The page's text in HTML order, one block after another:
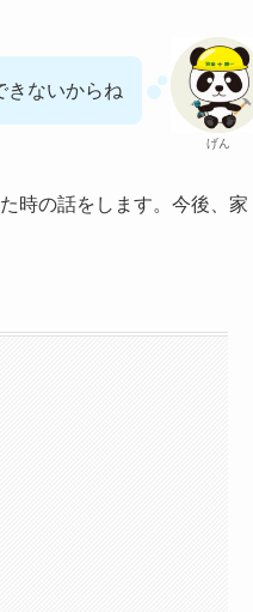
げん
きないからね
時の話をします。今後、家